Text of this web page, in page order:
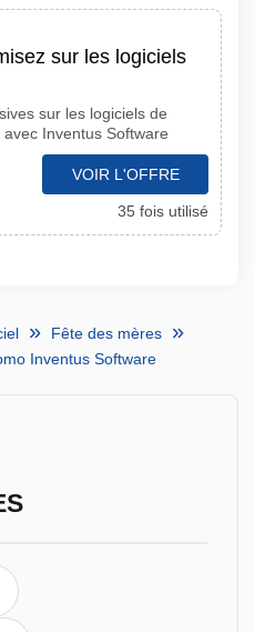
sur les logiciels
sur les logiciels de
Inventus Software
VOIR L'OFFRE
35 fois utilisé
Fête des mères
Inventus Software